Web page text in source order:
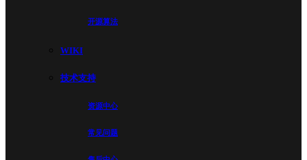
开源算法
WIKI
技术支持
资源中心
常见问题